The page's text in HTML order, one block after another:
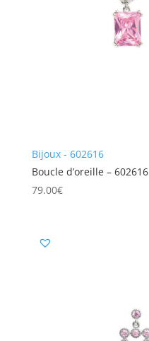
Bijoux - 602616
Boucle d’oreille – 602616
79.00€